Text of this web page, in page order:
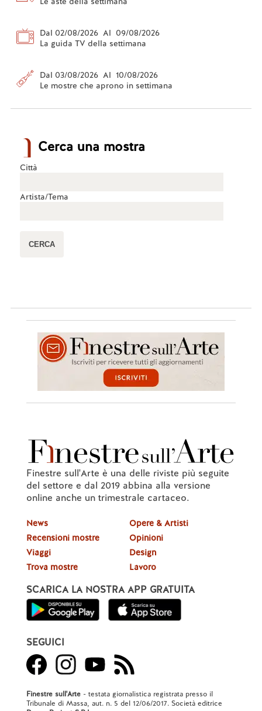
Dal 02/08/2026 Al 09/08/2026
La guida TV della settimana
Dal 03/08/2026 Al 10/08/2026
Le mostre che aprono in settimana
Cerca una mostra
Città
Artista/Tema
Finestre sull'Arte è una delle riviste più seguite
del settore e dal 2019 abbina alla versione
online anche un trimestrale cartaceo.
News
Recensioni mostre
Viaggi
Trova mostre
Opere & Artisti
Opinioni
Design
Lavoro
SCARICA LA NOSTRA APP GRATUITA
SEGUICI
Finestre sull'Arte- testata giornalistica registrata presso il
Tribunale di Massa, aut. n. 5 del 12/06/2017. Società editrice